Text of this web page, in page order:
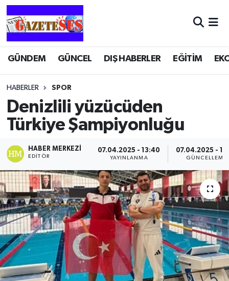
GÜNDEM GÜNCEL DIŞ HABERLER EĞİTİM
HABERLER SPOR
Denizlili yüzücüden
Türkiye Şampiyonluğu
HABER MERKEZI
EDITÖR
07.04.2025 - 13:40
YAYINLANMA
07.04.2025 -
GÜNCELLEME